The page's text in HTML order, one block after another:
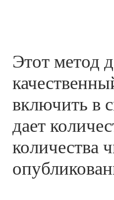
Этот метод
включить в
дает
количества